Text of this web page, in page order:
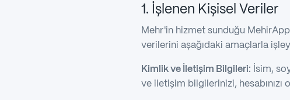
1. İşlenen Kişisel Veriler
Mehr'in hizmet sunduğu
verilerini aşağıdaki amaçlarla
Kimlik ve İletişim Bilgileri: İsim,
ve iletişim bilgilerinizi,